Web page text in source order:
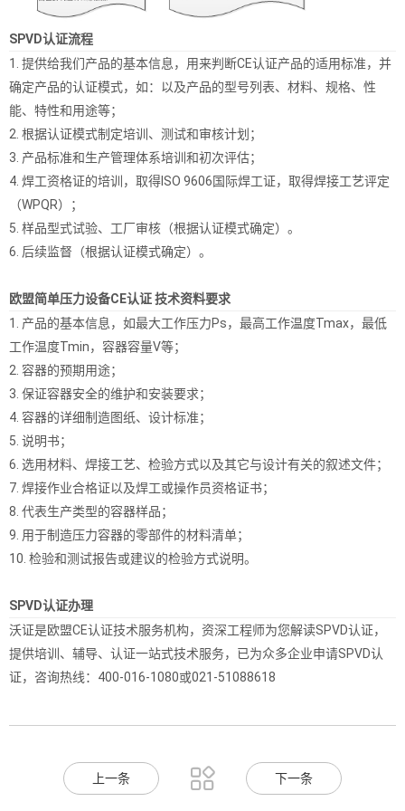
SPVD认证流程
1. 提供给我们产品的基本信息，用来判断CE认证产品的适用标准，并
确定产品的认证模式，如：以及产品的型号列表、材料、规格、性
能、特性和用途等；
2. 根据认证模式制定培训、测试和审核计划；
3. 产品标准和生产管理体系培训和初次评估；
4. 焊工资格证的培训，取得ISO 9606国际焊工证，取得焊接工艺评定
（WPQR）；
5. 样品型式试验、工厂审核（根据认证模式确定）。
6. 后续监督（根据认证模式确定）。
欧盟简单压力设备CE认证 技术资料要求
1. 产品的基本信息，如最大工作压力Ps，最高工作温度Tmax，最低
工作温度Tmin，容器容量V等；
2. 容器的预期用途；
3. 保证容器安全的维护和安装要求；
4. 容器的详细制造图纸、设计标准；
5. 说明书；
6. 选用材料、焊接工艺、检验方式以及其它与设计有关的叙述文件；
7. 焊接作业合格证以及焊工或操作员资格证书；
8. 代表生产类型的容器样品；
9. 用于制造压力容器的零部件的材料清单；
10. 检验和测试报告或建议的检验方式说明。
SPVD认证办理
沃证是欧盟CE认证技术服务机构，资深工程师为您解读SPVD认证，
提供培训、辅导、认证一站式技术服务，已为众多企业申请SPVD认
证，咨询热线：400-016-1080或021-51088618
上一条  下一条